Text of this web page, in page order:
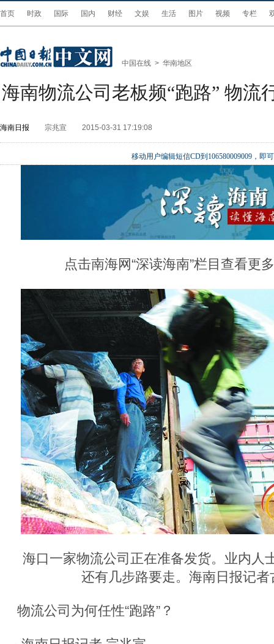
首页 时政 国际 国内 财经 文娱 生活 图片 视频 专栏
中国在线 > 华南地区
海南物流公司老板频“跑路” 物流
海南日报 宗兆宣 2015-03-31 17:19:08
移动用户编辑短信CD到106580009009，即
点击南海网“深读海南”栏目查看更
海口一家物流公司正在准备发货。业内人
还有几步路要走。海南日报记者
物流公司为何任性“跑路”？